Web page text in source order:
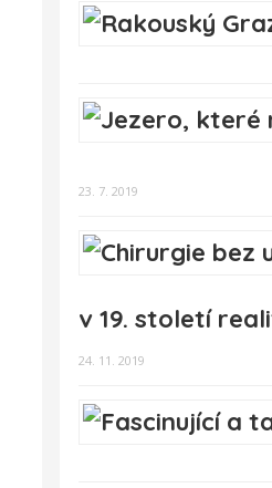
23. 7. 2019
v 19. století
24. 11. 2019